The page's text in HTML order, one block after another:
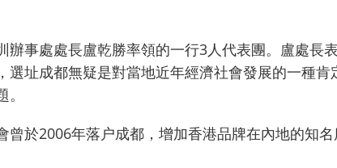
事處處長盧乾勝率領的一行3人代表團。盧處長
址成都無疑是對當地近年經濟社會發展的一種
於2006年落户成都，增加香港品牌在內地的知